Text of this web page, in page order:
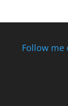
Follow me